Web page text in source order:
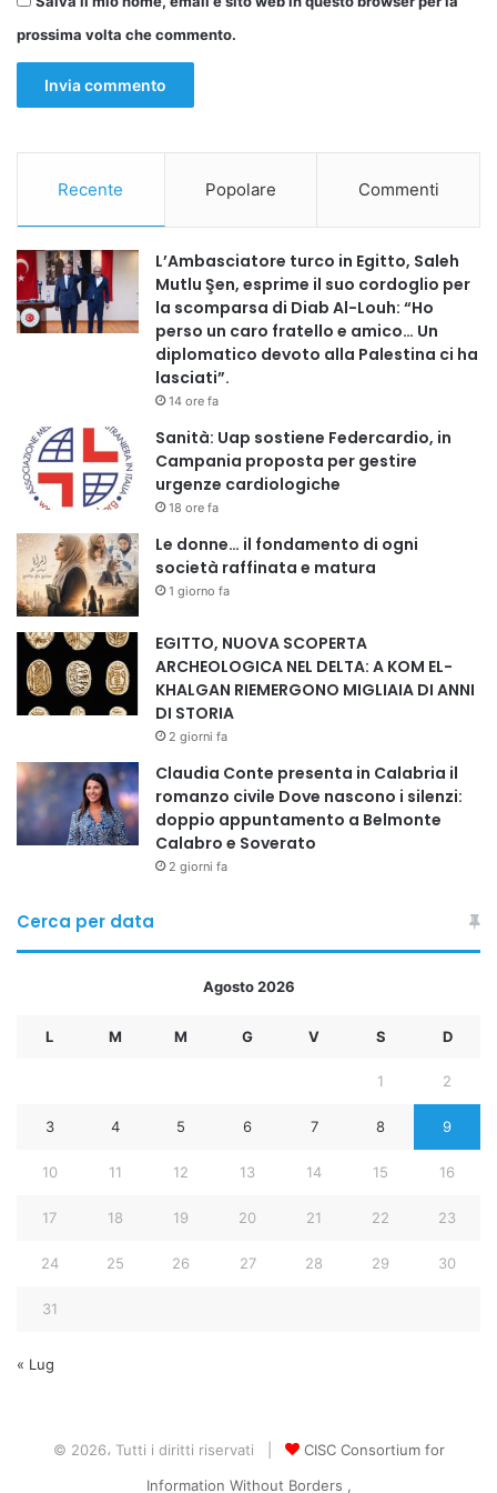
prossima volta che commento.
Recente Popolare Commenti
L’Ambasciatore turco in Egitto, Saleh
Mutlu Şen, esprime il suo cordoglio per
la scomparsa di Diab Al-Louh: “Ho
perso un caro fratello e amico… Un
diplomatico devoto alla Palestina ci ha
lasciati”.
14 ore fa
Sanità: Uap sostiene Federcardio, in
Campania proposta per gestire
urgenze cardiologiche
18 ore fa
Le donne… il fondamento di ogni
società raffinata e matura
1 giorno fa
EGITTO, NUOVA SCOPERTA
ARCHEOLOGICA NEL DELTA: A KOM EL-
KHALGAN RIEMERGONO MIGLIAIA DI ANNI
DI STORIA
2 giorni fa
Claudia Conte presenta in Calabria il
romanzo civile Dove nascono i silenzi:
doppio appuntamento a Belmonte
Calabro e Soverato
2 giorni fa
Cerca per data
Agosto 2026
L M M G V S D
1 2
3 4 5 6 7 8 9
10 11 12 13 14 15 16
17 18 19 20 21 22 23
24 25 26 27 28 29 30
31
« Lug
© 2026، Tutti i diritti riservati |
CISC Consortium for
Information Without Borders ,